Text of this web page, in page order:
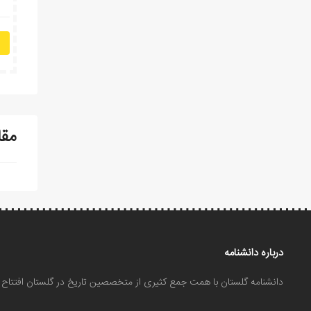
درباره دانشنامه
دانشنامه گلستان با همت جمع کثیری از متخصصین تاریخ در گلستان